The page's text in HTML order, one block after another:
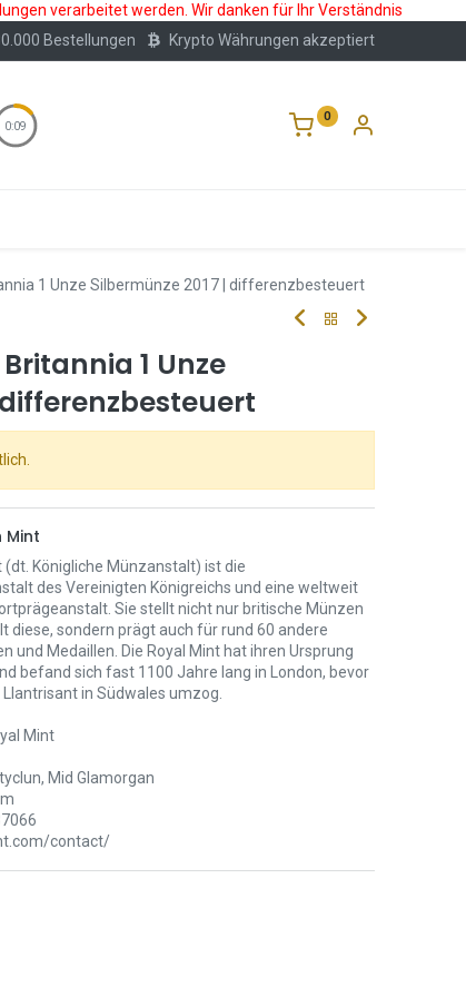
verarbeitet werden. Wir danken für Ihr Verständnis
Bestellungen Krypto Währungen akzeptiert
0:08
0
1 Unze Silbermünze 2017 | differenzbesteuert
1 Unze
Mint
(dt. Königliche Münzanstalt) ist die
des Vereinigten Königreichs und eine weltweit
Sie stellt nicht nur britische Münzen
diese, sondern prägt auch für rund 60 andere
und Medaillen. Die Royal Mint hat ihren Ursprung
befand sich fast 1100 Jahre lang in London, bevor
Llantrisant in Südwales umzog.
Mint
Mid Glamorgan
contact/